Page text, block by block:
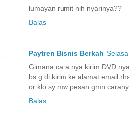
lumayan rumit nih nyarinya??
Balas
Paytren Bisnis Berkah
Gimana cara nya kirim DVD
bs g di kirim ke alamat email
or klo sy mw pesan gmn
Balas